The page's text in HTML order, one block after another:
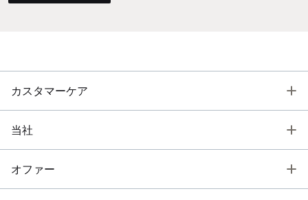
カスタマーケア
当社
オファー